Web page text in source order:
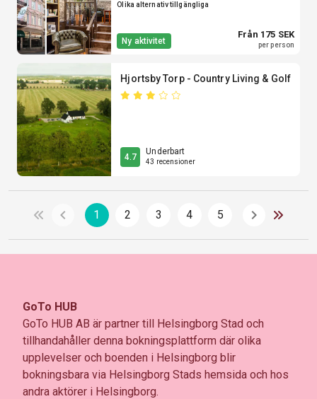
Olika alternativ tillgängliga
Ny aktivitet
Från 175 SEK
per person
Hjortsby Torp - Country Living & Golf
4.7
Underbart
43 recensioner
1 2 3 4 5
GoTo HUB
GoTo HUB AB är partner till Helsingborg Stad och
tillhandahåller denna bokningsplattform där olika
upplevelser och boenden i Helsingborg blir
bokningsbara via Helsingborg Stads hemsida och hos
andra aktörer i Helsingborg.